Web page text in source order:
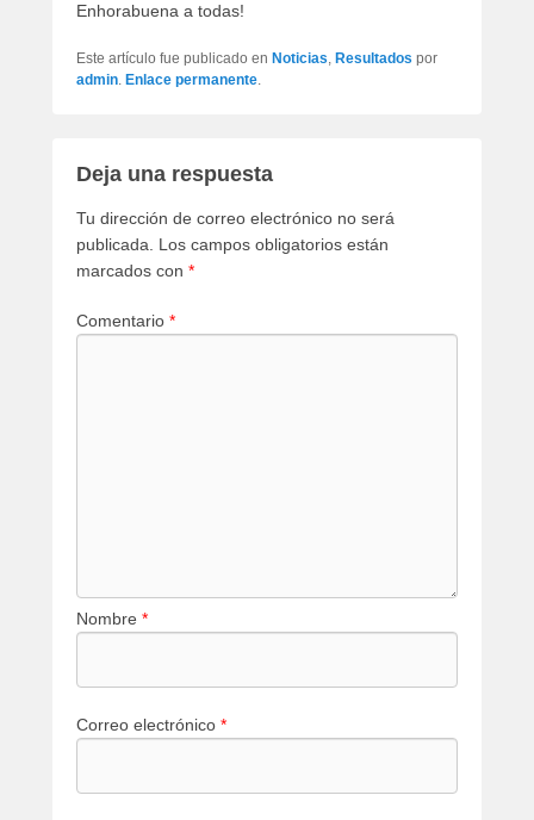
Enhorabuena a todas!
Este artículo fue publicado en Noticias, Resultados por
admin. Enlace permanente.
Deja una respuesta
Tu dirección de correo electrónico no será
publicada. Los campos obligatorios están
marcados con *
Comentario *
Nombre *
Correo electrónico *